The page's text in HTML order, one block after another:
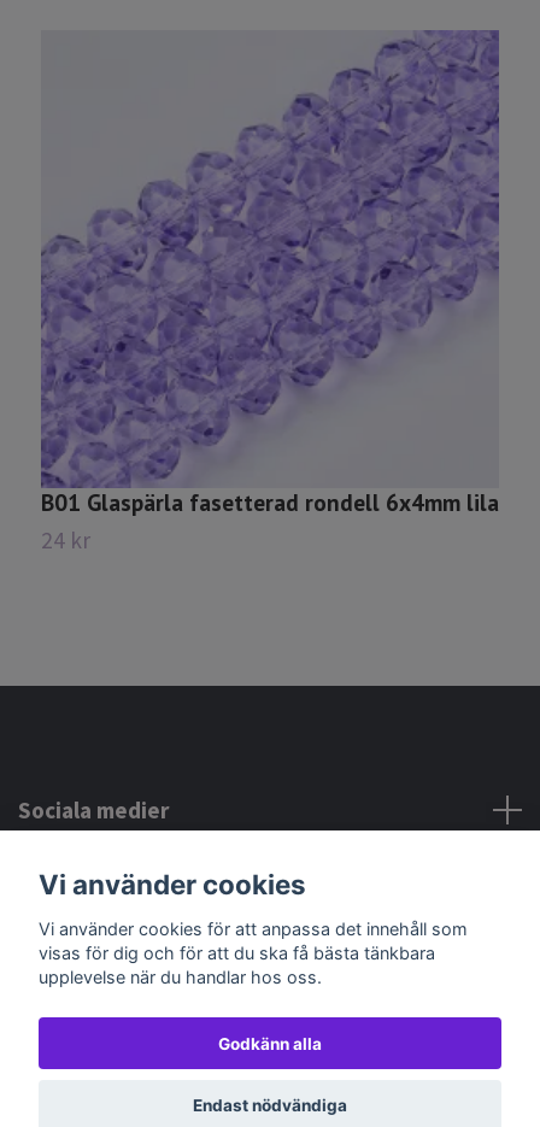
B01 Glaspärla fasetterad rondell 6x4mm lila
24 kr
Sociala medier
Kontakta oss
© 2026 Beads and fun´s pärlorPowered by Quickbutik
Vi använder cookies
Vi använder cookies för att anpassa det innehåll som
visas för dig och för att du ska få bästa tänkbara
upplevelse när du handlar hos oss.
Godkänn alla
Endast nödvändiga